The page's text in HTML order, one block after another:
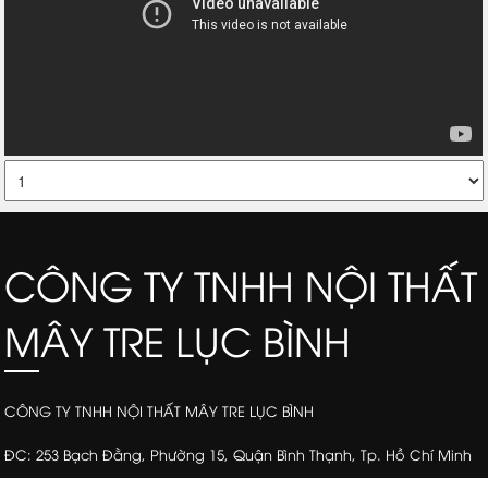
CÔNG TY TNHH NỘI THẤT
MÂY TRE LỤC BÌNH
CÔNG TY TNHH NỘI THẤT MÂY TRE LỤC BÌNH
ĐC: 253 Bạch Đằng, Phường 15, Quận Bình Thạnh, Tp. Hồ Chí Minh